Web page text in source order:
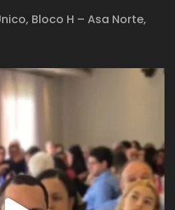
Bloco H – Asa Norte,